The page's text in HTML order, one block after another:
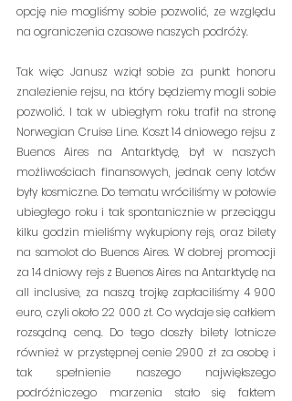
opcję nie mogliśmy sobie pozwolić, ze względu
na ograniczenia czasowe naszych podróży.
Tak więc Janusz wziął sobie za punkt honoru
znalezienie rejsu, na który będziemy mogli sobie
pozwolić. I tak w ubiegłym roku trafił na stronę
Norwegian Cruise Line. Koszt 14 dniowego rejsu z
Buenos Aires na Antarktydę, był w naszych
możliwościach finansowych, jednak ceny lotów
były kosmiczne. Do tematu wróciliśmy w połowie
ubiegłego roku i tak spontanicznie w przeciągu
kilku godzin mieliśmy wykupiony rejs, oraz bilety
na samolot do Buenos Aires. W dobrej promocji
za 14 dniowy rejs z Buenos Aires na Antarktydę na
all inclusive, za naszą trojkę zapłaciliśmy 4 900
euro, czyli około 22 000 zł. Co wydaje się całkiem
rozsądną ceną. Do tego doszły bilety lotnicze
również w przystępnej cenie 2900 zł za osobę i
tak spełnienie naszego największego
podróżniczego marzenia stało się faktem